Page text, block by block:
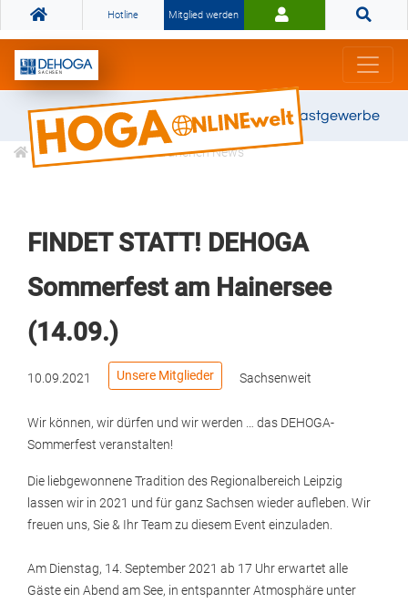
Hotline Mitglied werden
Gemeinsam stark für das Gastgewerbe
Informationen Branchen News
FINDET STATT! DEHOGA
Sommerfest am Hainersee
(14.09.)
10.09.2021 Unsere Mitglieder Sachsenweit
Wir können, wir dürfen und wir werden … das DEHOGA-
Sommerfest veranstalten!
Die liebgewonnene Tradition des Regionalbereich Leipzig
lassen wir in 2021 und für ganz Sachsen wieder aufleben. Wir
freuen uns, Sie & Ihr Team zu diesem Event einzuladen.
Am Dienstag, 14. September 2021 ab 17 Uhr erwartet alle
Gäste ein Abend am See, in entspannter Atmosphäre unter